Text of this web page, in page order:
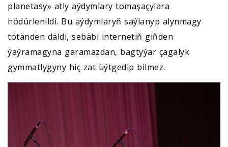
planetasy» atly aýdymlary tomaşaçylara
hödürlenildi. Bu aýdymlaryň saýlanyp alynmagy
tötänden däldi, sebäbi internetiň giňden
ýaýramagyna garamazdan, bagtyýar çagalyk
gymmatlygyny hiç zat üýtgedip bilmez.